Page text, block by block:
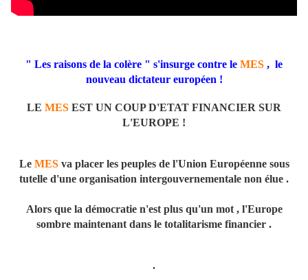
" Les raisons de la colère " s'insurge contre le MES , le
nouveau dictateur européen !
LE MES EST UN COUP D'ETAT FINANCIER SUR
L'EUROPE !
Le MESva placer les peuples de l'Union Européenne sous
tutelle d'une organisation intergouvernementale non élue .
Alors que la démocratie n'est plus qu'un mot , l'Europe
sombre maintenant dans le totalitarisme financier .
.